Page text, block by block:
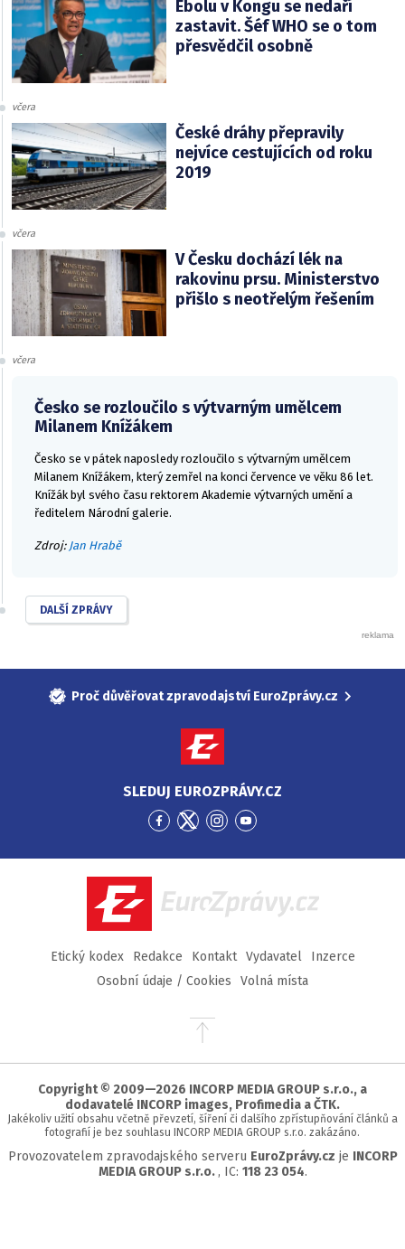
Ebolu v Kongu se nedaří
zastavit. Šéf WHO se o tom
přesvědčil osobně
včera
České dráhy přepravily
nejvíce cestujících od roku
2019
včera
V Česku dochází lék na
rakovinu prsu. Ministerstvo
přišlo s neotřelým řešením
včera
Česko se rozloučilo s výtvarným umělcem
Milanem Knížákem
Česko se v pátek naposledy rozloučilo s výtvarným umělcem
Milanem Knížákem, který zemřel na konci července ve věku 86 let.
Knížák byl svého času rektorem Akademie výtvarných umění a
ředitelem Národní galerie.
Zdroj: Jan Hrabě
DALŠÍ ZPRÁVY
Proč důvěřovat zpravodajství EuroZprávy.cz
SLEDUJ EUROZPRÁVY.CZ
Přejít
Facebook
Přejít
Twitter
Přejít
Instagram
Přejít
YouTube
EuroZprávy.cz
Etický kodex Redakce Kontakt Vydavatel
Inzerce
Osobní údaje / Cookies
Volná místa
Přejít
stránky
Copyright © 2009—2026 INCORP MEDIA GROUP s.r.o., a
dodavatelé INCORP images, Profimedia a ČTK.
Jakékoliv užití obsahu včetně převzetí, šíření či dalšího zpřístupňování článků a
fotografií je bez souhlasu INCORP MEDIA GROUP s.r.o. zakázáno.
Provozovatelem zpravodajského serveru EuroZprávy.cz je INCORP
MEDIA GROUP s.r.o., IC: 118 23 054.